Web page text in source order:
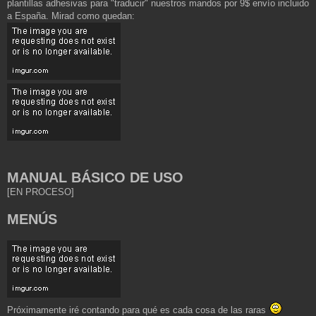
plantillas adhesivas para "traducir" nuestros mandos por 9$ envío incluido
a España. Mirad como quedan:
MANUAL BÁSICO DE USO
[EN PROCESO]
MENÚS
Próximamente iré contando para qué es cada cosa de las raras